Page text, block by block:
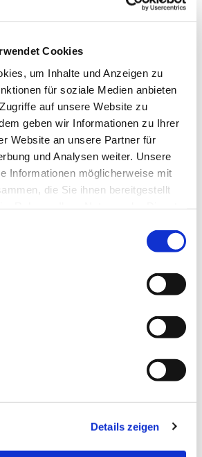
Cookies
um Inhalte und Anzeigen zu
für soziale Medien anbieten
auf unsere Website zu
geben wir Informationen zu Ihrer
Website an unsere Partner für
und Analysen weiter. Unsere
Informationen möglicherweise mit
die Sie ihnen bereitgestellt
Details zeigen
Sie auch